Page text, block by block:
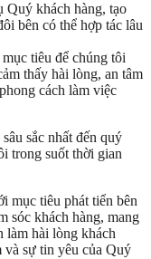
khách hàng, tạo
bên có thể hợp tác lâu
tiêu để chúng tôi
thấy hài lòng, an tâm
cách làm việc
sắc nhất đến quý
trong suốt thời gian
mục tiêu phát tiển bên
sóc khách hàng, mang
làm hài lòng khách
và sự tin yêu của Quý